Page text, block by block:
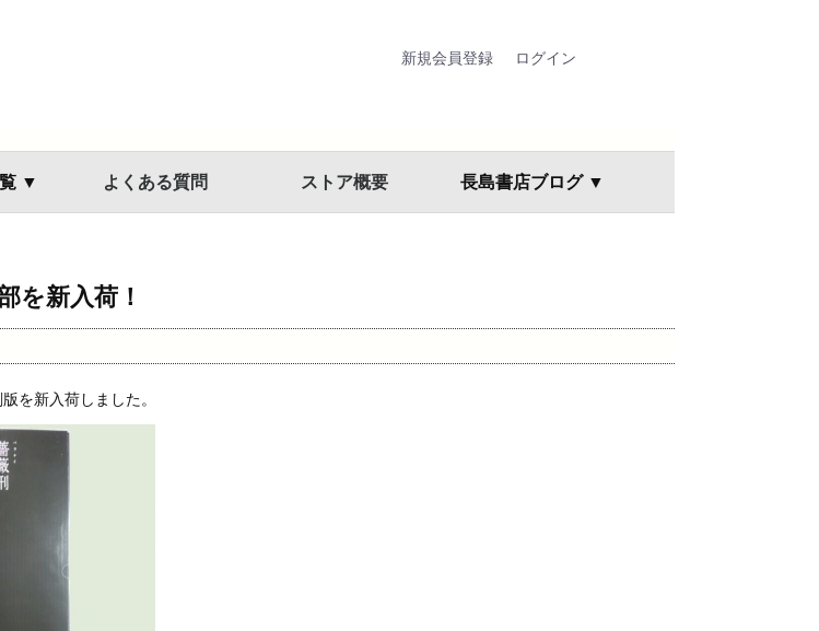
新規会員登録 ログイン
▼ よくある質問 ストア概要 長島書店ブログ ▼
を新入荷！
新入荷しました。